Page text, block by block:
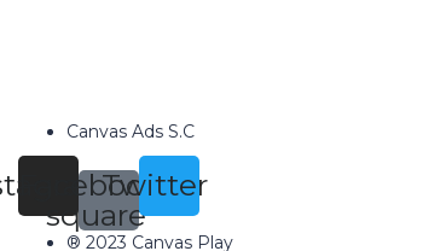
Canvas Ads S.C
Facebook-
square
Twitter
® 2023 Canvas Play